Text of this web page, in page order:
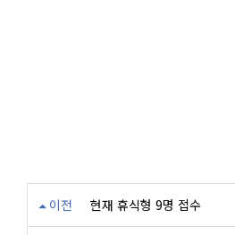
이전 현재 휴식형 9명 접수